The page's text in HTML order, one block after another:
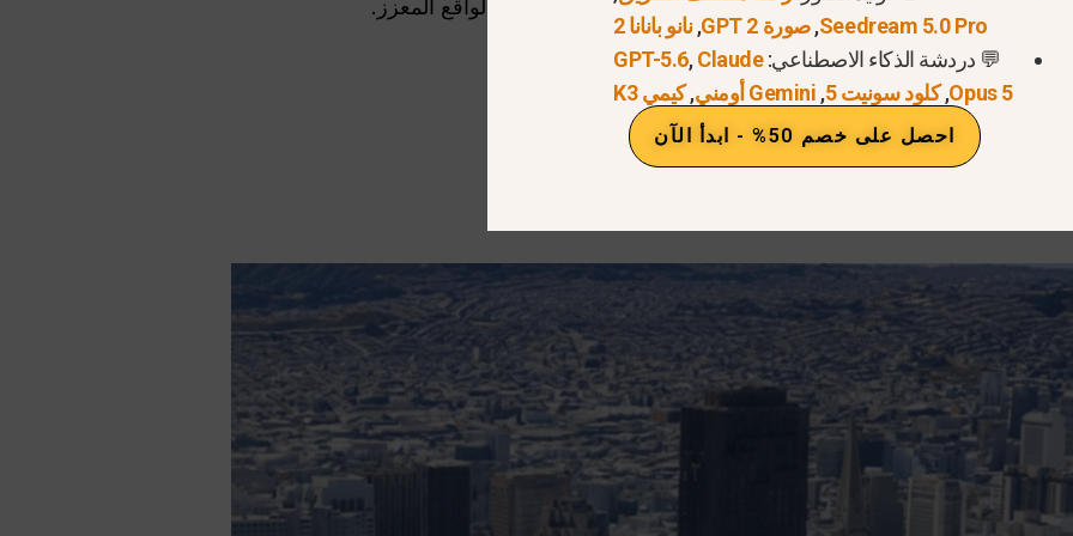
تفضلها — جاهزة للعروض التقديمية أو مواقع الويب أو مشاريع الواقع المعزز.
العلامات على الموز النانوي
كيفية وضع العلامات باستخدام الموز النانوي.
Seedream 5.0 Pro
,صورة GPT 2 ,نانو بانانا 2
💬 دردشة الذكاء الاصطناعي:
GPT-5.6,Claude
Opus 5
,كلود سونيت 5 , Gemini أومني ,كيمي K3
احصل على خصم 50% - ابدأ الآن